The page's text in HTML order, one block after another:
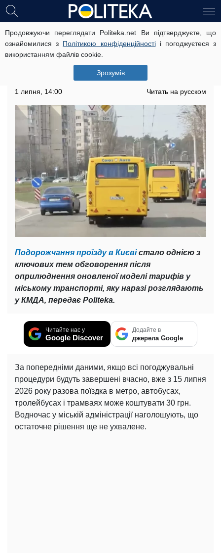
Продовжуючи переглядати Politeka.net Ви підтверджуєте, що
ознайомилися з Політикою конфіденційностіі погоджуєтеся з
використанням файлів cookie.
Зрозумів
Подорожчання проїзду в Києві: як
мають змінитися ціни
Подорожчання проїзду в Києві наразі
перебуває на етапі обговорення.
1 липня, 14:00 Читать на русском
Подорожчання проїзду в Києвістало однією з
ключових тем обговорення після
оприлюднення оновленої моделі тарифів у
міському транспорті, яку наразі розглядають
у КМДА, передає Politeka.
Читайте нас у
Google Discover
Додайте в
джерела Google
За попередніми даними, якщо всі погоджувальні
процедури будуть завершені вчасно, вже з 15 липня
2026 року разова поїздка в метро, автобусах,
тролейбусах і трамваях може коштувати 30 грн.
Водночас у міській адміністрації наголошують, що
остаточне рішення ще не ухвалене.